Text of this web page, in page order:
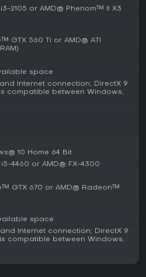
rejugabilidad. Ha recibido
un 85 por ciento de aprobación
de usuarios en plataformas,
turnos satisfactorios y las
Recibió una actualización tan
lo que lo mantiene
premian la planificación
reflejos rápidos, como
podrían notar su ritmo
estrategia en busca de un
2105 or AMD® Phenom™ II X3
GTX 560 Ti or AMD® ATI
space
Internet connection; DirectX 9
compatible between Windows,
10 Home 64 Bit
4460 or AMD® FX-4300
GTX 670 or AMD® Radeon™
space
Internet connection; DirectX 9
compatible between Windows,